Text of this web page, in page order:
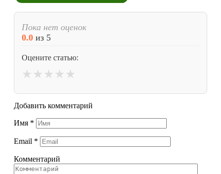
Пока нет оценок
0.0 из 5
Оцените статью:
★ ★ ★ ★ ★
Добавить комментарий
Имя *
Email *
Комментарий